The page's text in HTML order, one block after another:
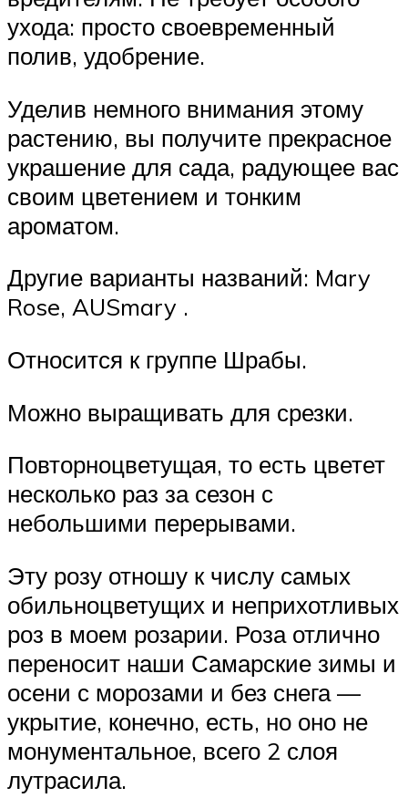
ухода: просто своевременный
полив, удобрение.
Уделив немного внимания этому
растению, вы получите прекрасное
украшение для сада, радующее вас
своим цветением и тонким
ароматом.
Другие варианты названий: Mary
Rose, AUSmary .
Относится к группе Шрабы.
Можно выращивать для срезки.
Повторноцветущая, то есть цветет
несколько раз за сезон с
небольшими перерывами.
Эту розу отношу к числу самых
обильноцветущих и неприхотливых
роз в моем розарии. Роза отлично
переносит наши Самарские зимы и
осени с морозами и без снега —
укрытие, конечно, есть, но оно не
монументальное, всего 2 слоя
лутрасила.